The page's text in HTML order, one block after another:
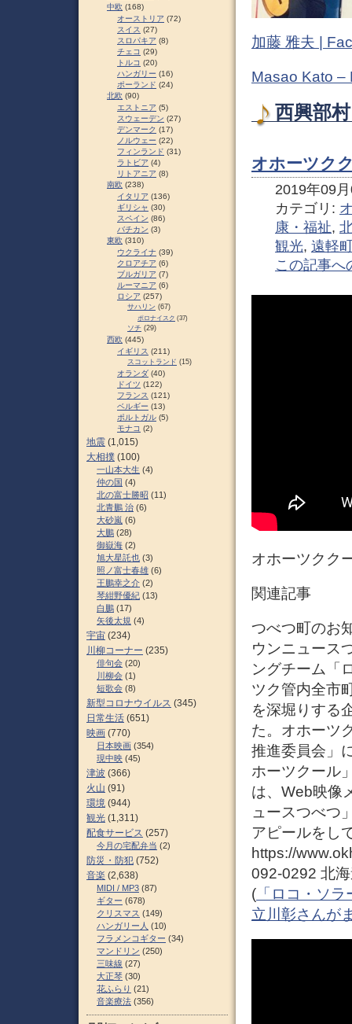
加藤 雅夫 |
Masao Kato –
西興部
オホーツク
2019年09
カテゴリ:
康・福祉,
観光, 遠軽
この記事へ
オホーツクク
関連記事
つべつ町のお
ウンニュース
ングチーム「
ツク管内全市
を深堀りする
た。オホーツ
推進委員会」
ホーツクール
は、Web映像
ュースつべつ
アピールをし
https://
092-0292 北
( 「ロコ・ソ
立川彰さんが
中欧 (168)
オーストリア (72)
スイス (27)
スロパキア (8)
チェコ (29)
トルコ (20)
ハンガリー (16)
ポーランド (24)
北欧 (90)
エストニア (5)
スウェーデン (27)
デンマーク (17)
ノルウェー (22)
フィンランド (31)
ラトビア (4)
リトアニア (8)
南欧 (238)
イタリア (136)
ギリシャ (30)
スペイン (86)
バチカン (3)
東欧 (310)
ウクライナ (39)
クロアチア (6)
ブルガリア (7)
ルーマニア (6)
ロシア (257)
サハリン (67)
ポロナイスク (37)
ソチ (29)
西欧 (445)
イギリス (211)
スコットランド (15)
オランダ (40)
ドイツ (122)
フランス (121)
ベルギー (13)
ポルトガル (5)
モナコ (2)
地震 (1,015)
大相撲 (100)
一山本大生 (4)
仲の国 (4)
北の富士勝昭 (11)
北青鵬 治 (6)
大砂嵐 (6)
大鵬 (28)
御嶽海 (2)
旭大星託也 (3)
照ノ富士春雄 (6)
王鵬幸之介 (2)
琴紺野優紀 (13)
白鵬 (17)
矢後太規 (4)
宇宙 (234)
川柳コーナー (235)
俳句会 (20)
川柳会 (1)
短歌会 (8)
新型コロナウイルス (345)
日常生活 (651)
映画 (770)
日本映画 (354)
現中映 (45)
津波 (366)
火山 (91)
環境 (944)
観光 (1,311)
配食サービス (257)
今月の宅配弁当 (2)
防災・防犯 (752)
音楽 (2,638)
MIDI / MP3 (87)
ギター (678)
クリスマス (149)
ハンガリー人 (10)
フラメンコギター (34)
マンドリン (250)
三味線 (27)
大正琴 (30)
花ふらり (21)
音楽療法 (356)